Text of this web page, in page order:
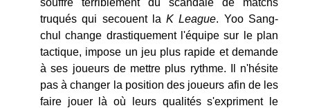
truqués qui secouent laK League. Yoo Sang-
chul change drastiquement l'équipe sur le plan
tactique, impose un jeu plus rapide et demande
à ses joueurs de mettre plus rythme. Il n'hésite
pas à changer la position des joueurs afin de les
faire jouer là où leurs qualités s'expriment le